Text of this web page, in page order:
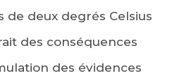
deux degrés Celsius
des conséquences
des évidences